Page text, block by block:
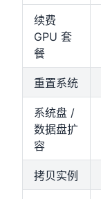
续费
GPU 套
餐
重置系统
系统盘 /
数据盘扩
容
拷贝实例